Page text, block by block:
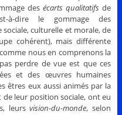
des écarts qualitatifsde
à-dire le gommage des
sociale, culturelle et morale, de
cohérent), mais différente
nous en comprenons la
perdre de vue est que ces
et des œuvres humaines
êtres eux aussi animés par la
leur position sociale, ont eu
leursvision-du-monde, selon